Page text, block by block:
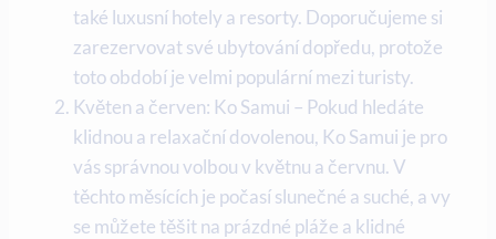
také luxusní hotely a resorty. Doporučujeme si
zarezervovat své ubytování dopředu, protože
toto období je velmi populární mezi turisty.
Květen a červen: Ko Samui – Pokud hledáte
klidnou a relaxační dovolenou, Ko Samui je pro
vás správnou volbou v květnu a červnu. V
těchto měsících je počasí slunečné a suché, a vy
se můžete těšit na prázdné pláže a klidné